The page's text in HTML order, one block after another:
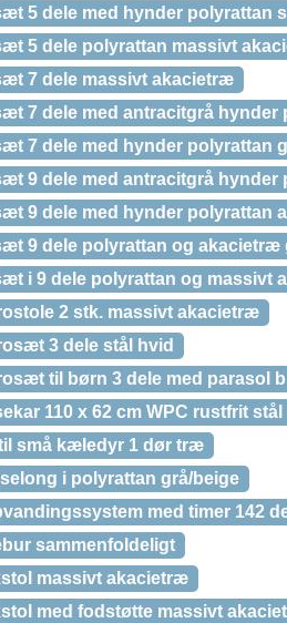
5 dele med hynder polyrattan
5 dele polyrattan massivt
7 dele massivt akacietræ
7 dele med antracitgrå hynder
7 dele med hynder polyrattan
9 dele med antracitgrå hynder
9 dele med hynder polyrattan
9 dele polyrattan og akacietræ
i 9 dele polyrattan og massivt
2 stk. massivt akacietræ
3 dele stål hvid
til børn 3 dele med parasol
110 x 62 cm WPC rustfrit
små kæledyr 1 dør træ
i polyrattan grå/beige
med timer 142
sammenfoldeligt
massivt akacietræ
med fodstøtte massivt